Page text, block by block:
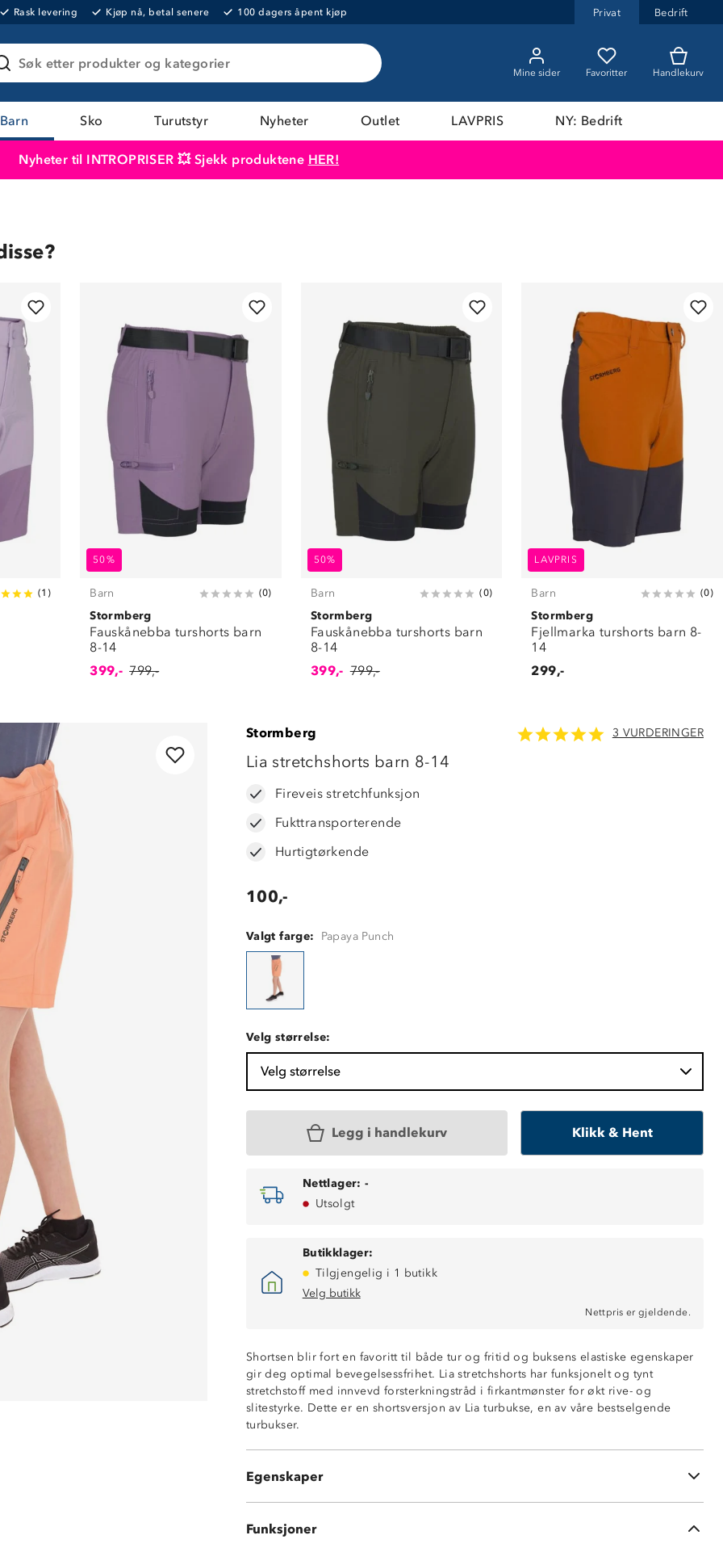
Rask levering Kjøp nå, betal senere 100 dagers åpent kjøp Privat Bedrift
Søk etter produkter og kategorier
Mine sider Favoritter Handlekurv
Barn Sko Turutstyr Nyheter Outlet LAVPRIS NY: Bedrift
Nyheter til INTROPRISER 💥 Sjekk produktene HER!
(1 )
50%
Barn (0)
Stormberg
Fauskånebba turshorts barn
8-14
399,- 799,-
50%
Barn (0)
Stormberg
Fauskånebba turshorts barn
8-14
399,- 799,-
LAVPRIS
Barn (0)
Stormberg
Fjellmarka turshorts barn 8-
14
299,-
Stormberg 3 VURDERINGER
Lia stretchshorts barn 8-14
Fireveis stretchfunksjon
Fukttransporterende
Hurtigtørkende
100,-
Valgt farge: Papaya Punch
Velg størrelse:
Velg størrelse
Legg i handlekurv Klikk & Hent
Nettlager: -
Utsolgt
Butikklager:
Tilgjengelig i 1 butikk
Velg butikk
Nettpris er gjeldende.
Shortsen blir fort en favoritt til både tur og fritid og buksens elastiske egenskaper
gir deg optimal bevegelsessfrihet. Lia stretchshorts har funksjonelt og tynt
stretchstoff med innvevd forsterkningstråd i firkantmønster for økt rive- og
slitestyrke. Dette er en shortsversjon av Lia turbukse, en av våre bestselgende
turbukser.
Egenskaper
Fireveis stretchfunksjon
Fukttransporterende
Hurtigtørkende
To lårlommer med glidelås
StretchPro 4™ (95% nylon, 5% lycra)
Funksjoner